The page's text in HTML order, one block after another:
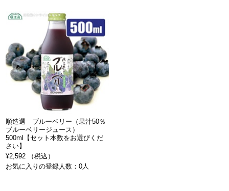
順造選 ブルーベリー（果汁50％
ブルーベリージュース）
500ml【セット本数をお選びくだ
さい】
¥2,592 （税込）
お気に入りの登録人数：0人